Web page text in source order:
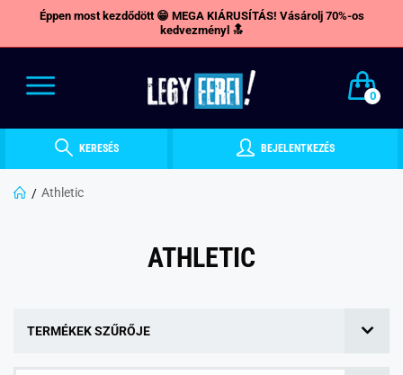
Éppen most kezdődött 😁 MEGA KIÁRUSÍTÁS! Vásárolj 70%-os
kedvezményl 🔝
0
KERESÉS BEJELENTKEZÉS
Athletic
ATHLETIC
TERMÉKEK SZŰRŐJE